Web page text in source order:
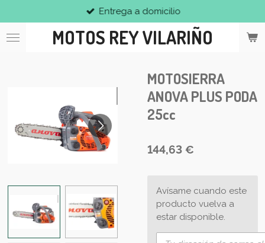
al
contenido
MOTOS REY VILARIÑO
Entrega a domicilio
MOTOSIERRA
ANOVA PLUS PODA
25cc
144,63 €
Avísame cuando este
producto vuelva a
estar disponible.